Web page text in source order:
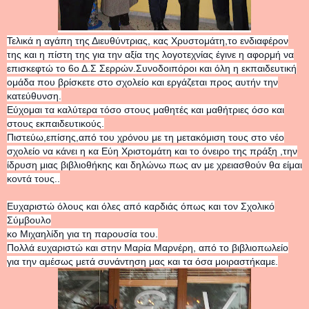
Τελικά η αγάπη της Διευθύντριας, κας Χρυστομάτη,το ενδιαφέρον
της και η πίστη της για την αξία της λογοτεχνίας έγινε η αφορμή να
επισκεφτώ το 6ο Δ.Σ Σερρών.Συνοδοιπόροι και όλη η εκπαιδευτική
ομάδα που βρίσκετε στο σχολείο και εργάζεται προς αυτήν την
κατεύθυνση.
Εύχομαι τα καλύτερα τόσο στους μαθητές και μαθήτριες όσο και
στους εκπαιδευτικούς.
Πιστεύω,επίσης,από του χρόνου με τη μετακόμιση τους στο νέο
σχολείο να κάνει η κα Εύη Χριστομάτη και το όνειρο της πράξη ,την
ίδρυση μιας βιβλιοθήκης και δηλώνω πως αν με χρειασθούν θα είμαι
κοντά τους..
Ευχαριστώ όλους και όλες από καρδιάς όπως και τον Σχολικό
Σύμβουλο
κο Μιχαηλίδη για τη παρουσία του.
Πολλά ευχαριστώ και στην Μαρία Μαρνέρη, από το βιβλιοπωλείο
για την αμέσως μετά συνάντηση μας και τα όσα μοιραστήκαμε.